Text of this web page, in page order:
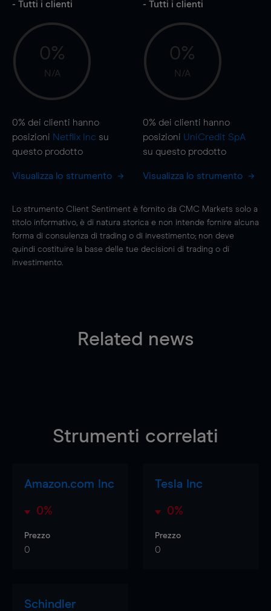
- Tutti i clienti
0%
N/A
0% dei clienti hanno
posizioni Netflix Inc su
questo prodotto
Visualizza lo strumento
- Tutti i clienti
0%
N/A
0% dei clienti hanno
posizioni UniCredit SpA
su questo prodotto
Visualizza lo strumento
Lo strumento Client Sentiment è fornito da CMC Markets solo a
titolo informativo, è di natura storica e non intende fornire alcuna
forma di consulenza di trading o di investimento; non deve
quindi costituire la base delle tue decisioni di trading o di
investimento.
Related news
Strumenti correlati
Amazon.com Inc
0%
Prezzo
0
Tesla Inc
0%
Prezzo
0
Schindler